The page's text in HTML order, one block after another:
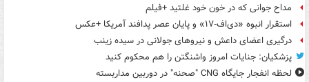
مداح جوانی که در خون خود غلتید +فیلم
استقرار انبوه «دی‌اف‑۱۷» و پایان عصر پدافند آمریکا +عکس
درگیری اعضای داعش و نیروهای جولانی در سیده زینب
پزشکیان: جنایات امروز واشنگتن را هم محکوم کنید
لحظه انفجار جایگاه CNG "صحنه" در دوربین مداربسته